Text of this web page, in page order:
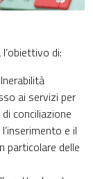
di:
ai servizi per
conciliazione
e il
particolare delle